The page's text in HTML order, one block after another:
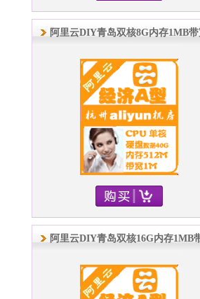
阿里云DIY青岛双核8G内存1MB
阿里云DIY青岛双核16G内存1MB